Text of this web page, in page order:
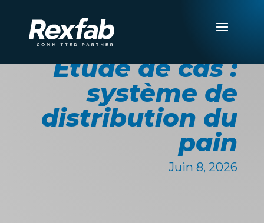
Étude de cas :
système de
distribution du
pain
Juin 8, 2026